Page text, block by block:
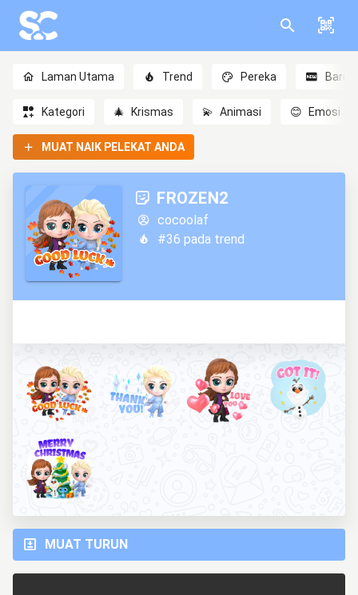
Laman Utama Trend Pereka Baru
Kategori 🎄 Krismas 💫 Animasi 😊 Emosi
MUAT NAIK PELEKAT ANDA
FROZEN2
cocoolaf
#36 pada trend
MUAT TURUN